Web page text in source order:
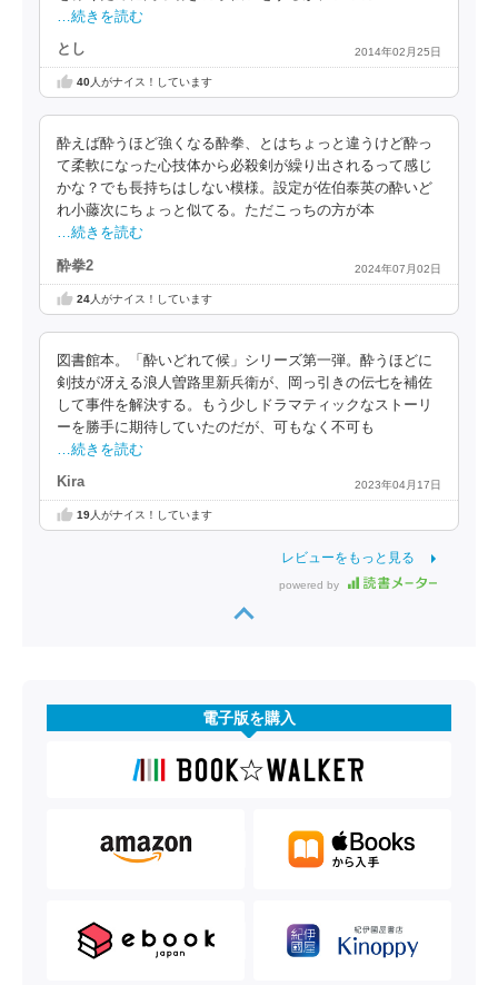
…続きを読む
とし 2014年02月25日
40人がナイス！しています
酔えば酔うほど強くなる酔拳、とはちょっと違うけど酔っ
て柔軟になった心技体から必殺剣が繰り出されるって感じ
かな？でも長持ちはしない模様。設定が佐伯泰英の酔いど
れ小藤次にちょっと似てる。ただこっちの方が本
…続きを読む
酔拳2 2024年07月02日
24人がナイス！しています
図書館本。「酔いどれて候」シリーズ第一弾。酔うほどに
剣技が冴える浪人曽路里新兵衛が、岡っ引きの伝七を補佐
して事件を解決する。もう少しドラマティックなストーリ
ーを勝手に期待していたのだが、可もなく不可も
…続きを読む
Kira 2023年04月17日
19人がナイス！しています
レビューをもっと見る
powered by
電子版を購入